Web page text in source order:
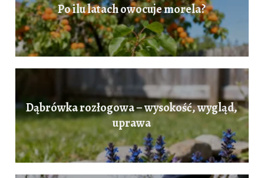
Po ilu latach owocuje morela?
Dąbrówka rozłogowa – wysokość, wygląd,
uprawa